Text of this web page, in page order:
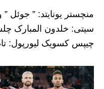
منچستر یونایتد: ” جوئل ”
سیتی: خلدون المبارک
چیپس کسویک لیورپول: